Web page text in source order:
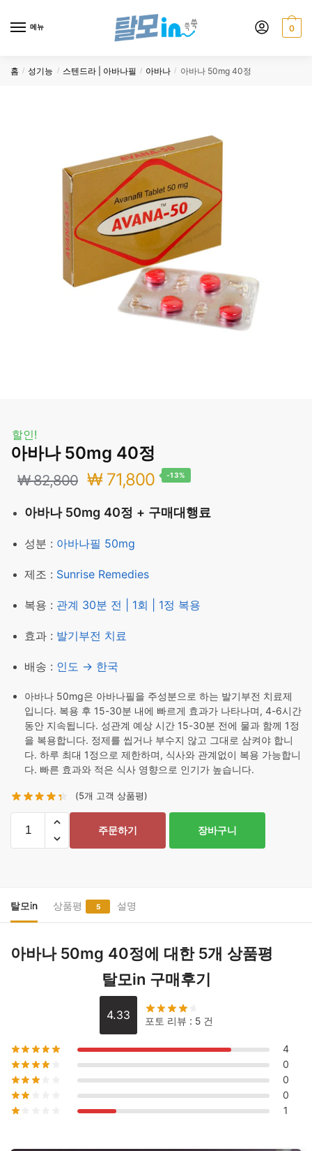
메뉴 0
홈 / 성기능 / 스텐드라 | 아바나필 / 아바나 / 아바나 50mg 40정
할인!
아바나 50mg 40정
₩82,800 원
래
₩ 82,800.
₩71,800현
재
-13%
아바나 50mg 40정 + 구매대행료
성분 : 아바나필 50mg
제조 : Sunrise Remedies
복용 : 관계 30분 전 | 1회 | 1정 복용
효과 : 발기부전 치료
배송 : 인도 → 한국
아바나 50mg은 아바나필을 주성분으로 하는 발기부전 치료제
입니다. 복용 후 15-30분 내에 빠르게 효과가 나타나며, 4-6시간
동안 지속됩니다. 성관계 예상 시간 15-30분 전에 물과 함께 1정
을 복용합니다. 정제를 씹거나 부수지 않고 그대로 삼켜야 합니
다. 하루 최대 1정으로 제한하며, 식사와 관계없이 복용 가능합니
다. 빠른 효과와 적은 식사 영향으로 인기가 높습니다.
(5개 고객 상품평)
정
수
주문하기 장바구니
탈모in 상품평 5 설명
아바나 50mg 40정에 대한 5개 상품평
탈모in 구매후기
4.33 포토 리뷰 : 5 건
4
0
0
0
1